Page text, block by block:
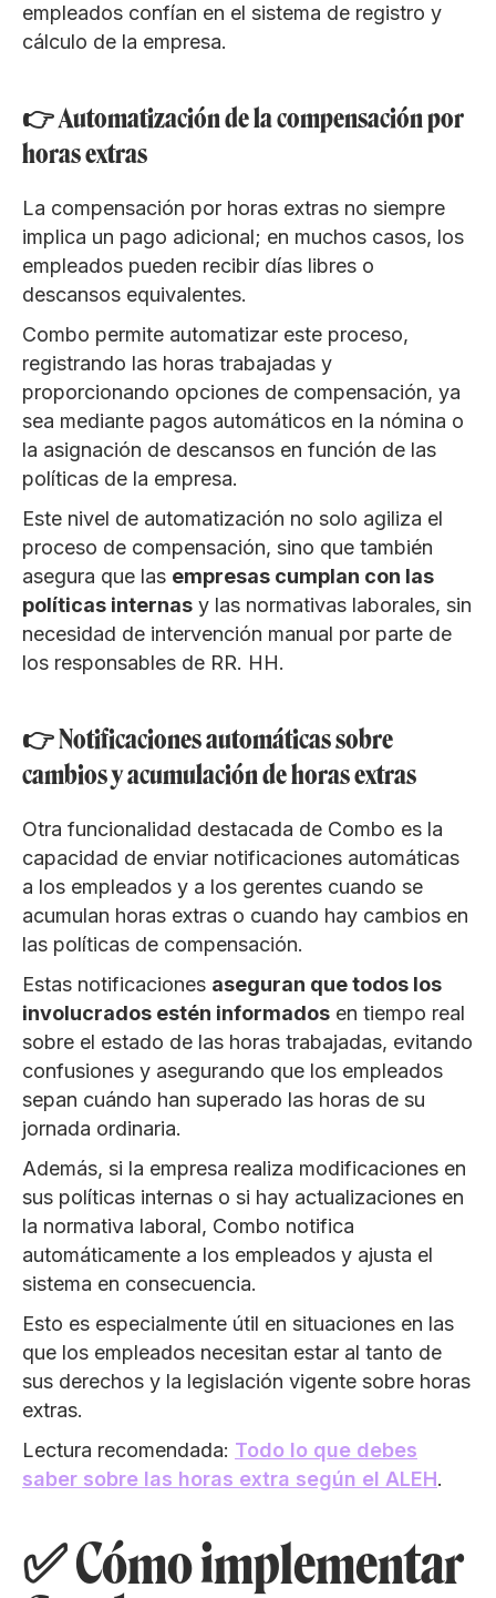
empleados confían en el sistema de registro y
cálculo de la empresa.
👉 Automatización de la compensación por
horas extras
La compensación por horas extras no siempre
implica un pago adicional; en muchos casos, los
empleados pueden recibir días libres o
descansos equivalentes.
Combo permite automatizar este proceso,
registrando las horas trabajadas y
proporcionando opciones de compensación, ya
sea mediante pagos automáticos en la nómina o
la asignación de descansos en función de las
políticas de la empresa.
Este nivel de automatización no solo agiliza el
proceso de compensación, sino que también
asegura que las empresas cumplan con las
políticas internas y las normativas laborales, sin
necesidad de intervención manual por parte de
los responsables de RR. HH.
👉 Notificaciones automáticas sobre
cambios y acumulación de horas extras
Otra funcionalidad destacada de Combo es la
capacidad de enviar notificaciones automáticas
a los empleados y a los gerentes cuando se
acumulan horas extras o cuando hay cambios en
las políticas de compensación.
Estas notificaciones aseguran que todos los
involucrados estén informados en tiempo real
sobre el estado de las horas trabajadas, evitando
confusiones y asegurando que los empleados
sepan cuándo han superado las horas de su
jornada ordinaria.
Además, si la empresa realiza modificaciones en
sus políticas internas o si hay actualizaciones en
la normativa laboral, Combo notifica
automáticamente a los empleados y ajusta el
sistema en consecuencia.
Esto es especialmente útil en situaciones en las
que los empleados necesitan estar al tanto de
sus derechos y la legislación vigente sobre horas
extras.
Lectura recomendada: Todo lo que debes
saber sobre las horas extra según el ALEH.
✅ Cómo implementar